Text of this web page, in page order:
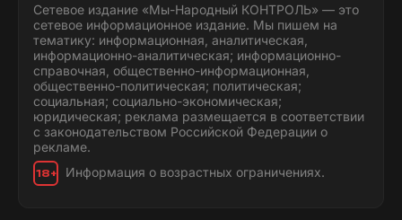
Сетевое издание «Мы-Народный КОНТРОЛЬ» — это
сетевое информационное издание. Мы пишем на
тематику: информационная, аналитическая,
информационно-аналитическая; информационно-
справочная, общественно-информационная,
общественно-политическая; политическая;
социальная; социально-экономическая;
юридическая; реклама размещается в соответствии
с законодательством Российской Федерации о
рекламе.
18+ Информация о возрастных ограничениях.